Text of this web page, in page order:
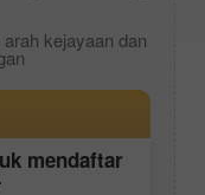
kejayaan dan
mendaftar